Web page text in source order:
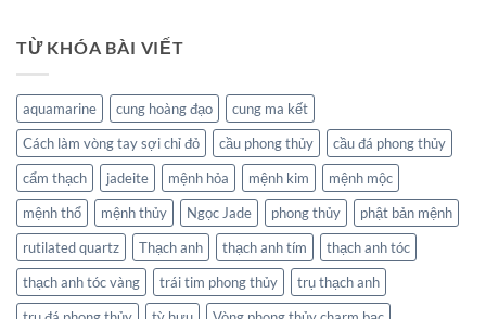
TỪ KHÓA BÀI VIẾT
aquamarine cung hoàng đạo
cung ma kết
Cách làm vòng tay sợi chỉ đỏ
cầu phong thủy
cầu đá phong thủy
cẩm thạch
jadeite mệnh hỏa mệnh kim
mệnh mộc
mệnh thổ
mệnh thủy Ngọc Jade phong thủy
phật bản mệnh
rutilated quartz
Thạch anh thạch anh tím
thạch anh tóc
thạch anh tóc vàng
trái tim phong thủy
trụ thạch anh